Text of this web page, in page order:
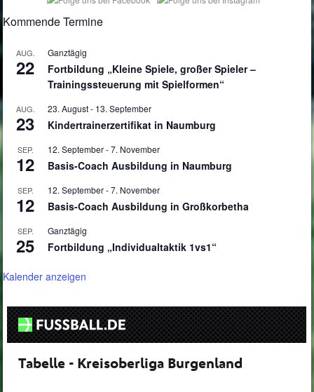
Kommende Termine
AUG.
22
Ganztägig
Fortbildung „Kleine Spiele, großer Spieler –
Trainingssteuerung mit Spielformen“
AUG.
23
23. August- 13. September
Kindertrainerzertifikat in Naumburg
SEP.
12
12. September-7. November
Basis-Coach Ausbildung in Naumburg
SEP.
12
12. September-7. November
Basis-Coach Ausbildung in Großkorbetha
SEP.
25
Ganztägig
Fortbildung „Individualtaktik 1vs1“
Kalender anzeigen